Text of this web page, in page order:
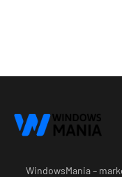
WindowsMania –